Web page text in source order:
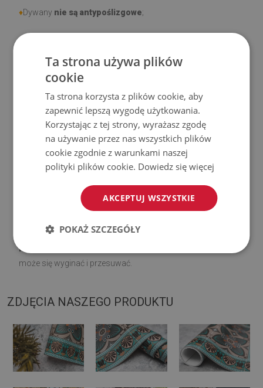
♦Dywany nie są antypoślizgowe;
♦
Prosimy pamiętać, że uszkodzenia powstałe przy
użytkowaniu wynikające z upływu czasu (np. przetarcia) nie
podlegają reklamacjom.
Jak dbać o produkt?
Czyść wilgotną szmatką —nie używaj silnych środków
chemicznych.
Regularnie wietrz dolną warstwę dywanu.
Mata jest przeznaczona do użytku na
powierzchni
może się wyginać i przesuwać.
ZDJĘCIA NASZEGO PRODUKTU
Ta strona używa plików
cookie
Ta strona korzysta z plików cookie, aby
zapewnić lepszą wygodę użytkowania.
Korzystając z tej strony, wyrażasz zgodę
na używanie przez nas wszystkich plików
cookie zgodnie z warunkami naszej
polityki plików cookie. Dowiedz się więcej
AKCEPTUJ WSZYSTKIE
POKAŻ SZCZEGÓŁY